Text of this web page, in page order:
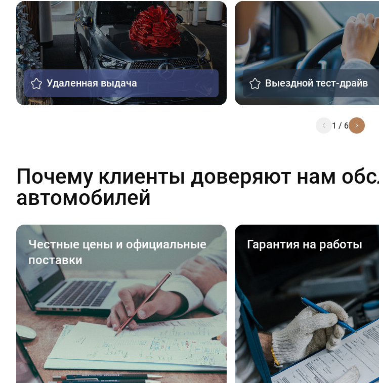
Удаленная выдача Выездной тест-драйв
1 / 6
Почему клиенты доверяют нам
автомобилей
Честные цены и официальные
поставки
Гарантия на работы